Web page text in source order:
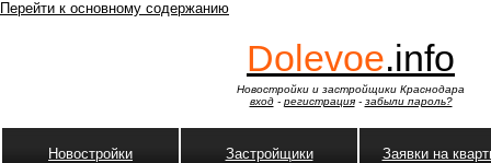
Перейти к основному содержанию
Dolevoe.info
Новостройки и застройщики Краснодара
вход- регистрация- забыли пароль?
Новостройки Застройщики Заявки на